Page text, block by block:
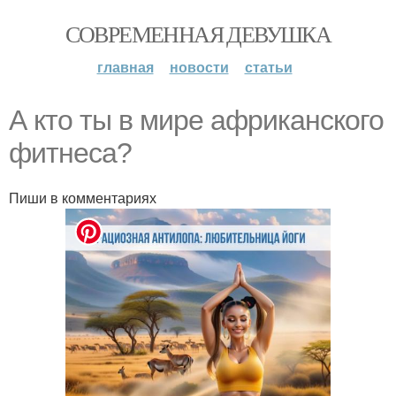
СОВРЕМЕННАЯ ДЕВУШКА
главная новости статьи
А кто ты в мире африканского
фитнеса?
Пиши в комментариях